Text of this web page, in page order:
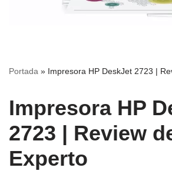
Portada » Impresora HP DeskJet 2723 |
Impresora HP
2723 | Review
Experto